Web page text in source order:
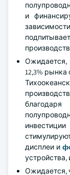
и
Ожидается,
12,3% рынка
дисплеи и
устройства,
Ожидается,